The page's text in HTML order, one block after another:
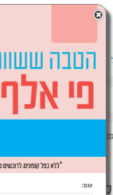
מחשבים וציוד היקפי
לבית
×
שם: